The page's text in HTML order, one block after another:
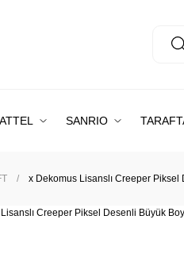
SANRIO
x Dekomus Lisanslı Creeper Piksel